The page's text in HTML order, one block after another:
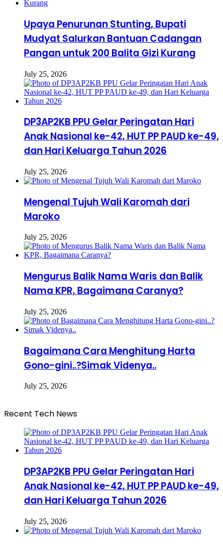
Upaya Penurunan Stunting, Bupati
Mudyat Salurkan Bantuan Cadangan
Pangan untuk 200 Balita Gizi Kurang
July 25, 2026
DP3AP2KB PPU Gelar Peringatan Hari
Anak Nasional ke-42, HUT PP PAUD ke-49,
dan Hari Keluarga Tahun 2026
July 25, 2026
Mengenal Tujuh Wali Karomah dari
Maroko
July 25, 2026
Mengurus Balik Nama Waris dan Balik
Nama KPR, Bagaimana Caranya?
July 25, 2026
Bagaimana Cara Menghitung Harta
Gono-gini..?Simak Videnya..
July 25, 2026
Recent Tech News
DP3AP2KB PPU Gelar Peringatan Hari
Anak Nasional ke-42, HUT PP PAUD ke-49,
dan Hari Keluarga Tahun 2026
July 25, 2026